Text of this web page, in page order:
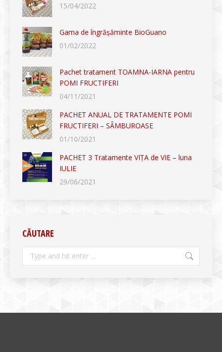
15/04/2022
Gama de îngrășăminte BioGuano
01/02/2022
Pachet tratament TOAMNA-IARNA pentru
POMI FRUCTIFERI
04/11/2021
PACHET ANUAL DE TRATAMENTE POMI
FRUCTIFERI – SÂMBUROASE
01/10/2021
PACHET 3 Tratamente VIȚA de VIE – luna
IULIE
29/06/2021
CĂUTARE
Search: